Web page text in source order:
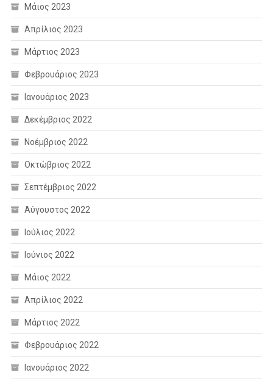
Μάιος 2023
Απρίλιος 2023
Μάρτιος 2023
Φεβρουάριος 2023
Ιανουάριος 2023
Δεκέμβριος 2022
Νοέμβριος 2022
Οκτώβριος 2022
Σεπτέμβριος 2022
Αύγουστος 2022
Ιούλιος 2022
Ιούνιος 2022
Μάιος 2022
Απρίλιος 2022
Μάρτιος 2022
Φεβρουάριος 2022
Ιανουάριος 2022